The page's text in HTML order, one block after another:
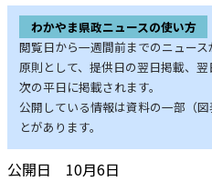
わかやま県政ニュースの使い方
閲覧日から一週間前までのニュース
原則として、提供日の翌日掲載、
次の平日に掲載されます。
公開している情報は資料の一部（
とがあります。
公開日 10月6日